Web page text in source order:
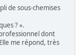
de sous-chemises
? ».
dont
me répond, très